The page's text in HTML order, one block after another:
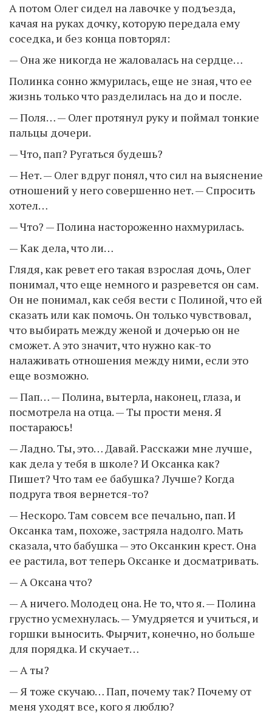
А потом Олег сидел на лавочке у подъезда,
качая на руках дочку, которую передала ему
соседка, и без конца повторял:
— Она же никогда не жаловалась на сердце…
Полинка сонно жмурилась, еще не зная, что ее
жизнь только что разделилась на до и после.
— Поля… — Олег протянул руку и поймал тонкие
пальцы дочери.
— Что, пап? Ругаться будешь?
— Нет. — Олег вдруг понял, что сил на выяснение
отношений у него совершенно нет. — Спросить
хотел…
— Что? — Полина настороженно нахмурилась.
— Как дела, что ли…
Глядя, как ревет его такая взрослая дочь, Олег
понимал, что еще немного и разревется он сам.
Он не понимал, как себя вести с Полиной, что ей
сказать или как помочь. Он только чувствовал,
что выбирать между женой и дочерью он не
сможет. А это значит, что нужно как-то
налаживать отношения между ними, если это
еще возможно.
— Пап… — Полина, вытерла, наконец, глаза, и
посмотрела на отца. — Ты прости меня. Я
постараюсь!
— Ладно. Ты, это… Давай. Расскажи мне лучше,
как дела у тебя в школе? И Оксанка как?
Пишет? Что там ее бабушка? Лучше? Когда
подруга твоя вернется-то?
— Нескоро. Там совсем все печально, пап. И
Оксанка там, похоже, застряла надолго. Мать
сказала, что бабушка — это Оксанкин крест. Она
ее растила, вот теперь Оксанке и досматривать.
— А Оксана что?
— А ничего. Молодец она. Не то, что я. — Полина
грустно усмехнулась. — Умудряется и учиться, и
горшки выносить. Фырчит, конечно, но больше
для порядка. И скучает…
— А ты?
— Я тоже скучаю… Пап, почему так? Почему от
меня уходят все, кого я люблю?